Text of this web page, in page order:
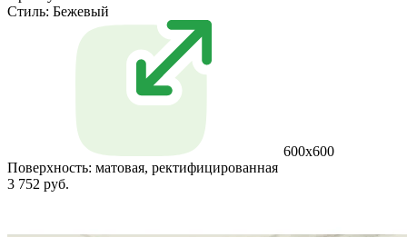
Стиль: Бежевый
600x600
Поверхность: матовая, ректифицированная
3 752 руб.